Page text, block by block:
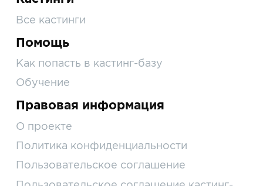
Все кастинги
Помощь
Как попасть в кастинг-базу
Обучение
Правовая информация
О проекте
Политика конфиденциальности
Пользовательское соглашение